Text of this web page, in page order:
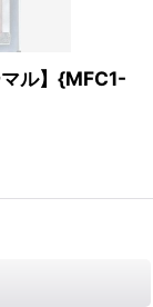
ル】{MFC1-